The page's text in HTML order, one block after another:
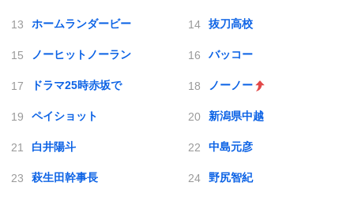
ホームランダービー 抜刀高校
ノーヒットノーラン バッコー
ドラマ25時赤坂で ノーノー
ペイショット 新潟県中越
白井陽斗 中島元彦
萩生田幹事長 野尻智紀